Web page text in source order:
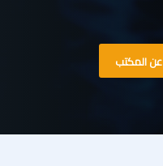
عن المكتب